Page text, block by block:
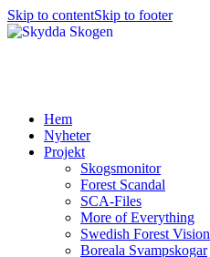
Skip to contentSkip to footer
Hem
Nyheter
Projekt
Skogsmonitor
Forest Scandal
SCA-Files
More of Everything
Swedish Forest Vision
Boreala Svampskogar